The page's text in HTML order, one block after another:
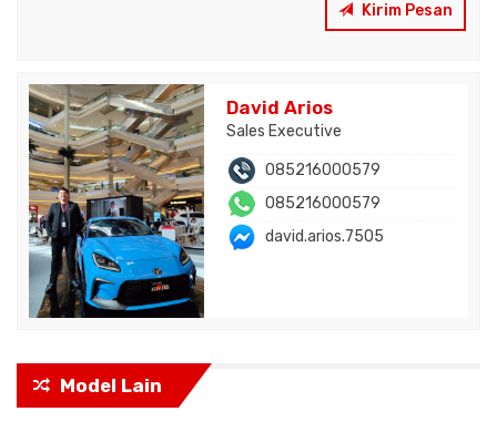
Kirim Pesan
David Arios
Sales Executive
085216000579
085216000579
david.arios.7505
Model Lain